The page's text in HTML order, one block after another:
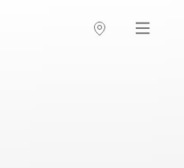
Navigation